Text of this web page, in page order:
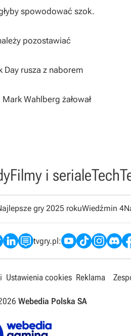
spowodować szok.
pozostawiać
Day rusza z naborem
Wahlberg żałował
Filmy i serialeTech
gry 2025 rokuWiedźmin 4
tvgry.pl:
Ustawienia cookies Reklama
Webedia Polska SA